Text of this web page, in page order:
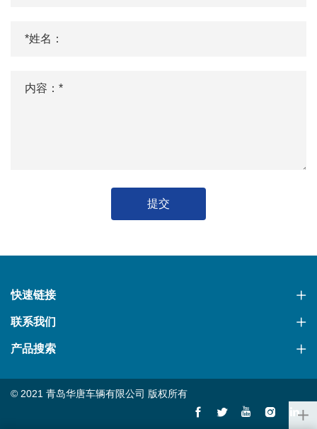
提交
快速链接
联系我们
产品搜索
© 2021 青岛华唐车辆有限公司 版权所有